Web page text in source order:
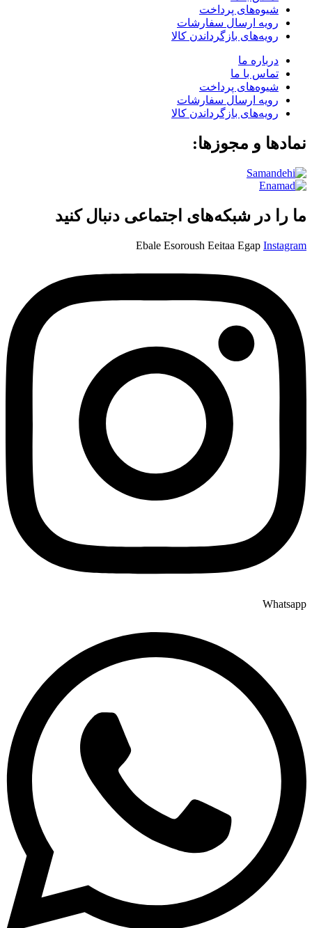
شیوه‌های پرداخت
رویه ارسال سفارشات
رویه‌های بازگرداندن کالا
درباره ما
تماس با ما
شیوه‌های پرداخت
رویه ارسال سفارشات
رویه‌های بازگرداندن کالا
نمادها و مجوزها:
ما را در شبکه‌های اجتماعی دنبال کنید
Ebale Esoroush Eeitaa Egap Instagram
Whatsapp